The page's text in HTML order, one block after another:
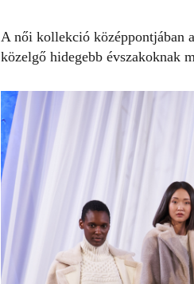
A női kollekció középpontjában
közelgő hidegebb évszakoknak